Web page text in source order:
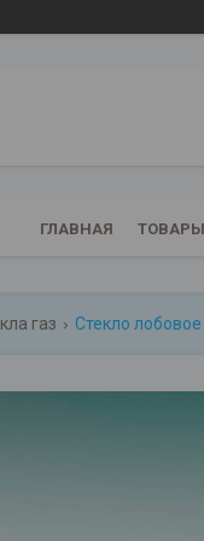
ГЛАВНАЯ
газ Стекло